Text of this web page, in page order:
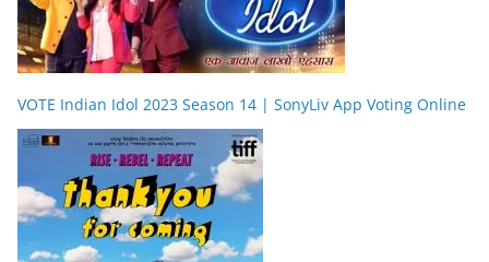
VOTE Indian Idol 2023 Season 14 | SonyLiv App Voting Online